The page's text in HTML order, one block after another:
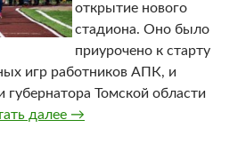
открытие нового
стадиона. Оно было
приурочено к старту
игр работников АПК, и
губернатора Томской области
далее Стадион в Вороново
→